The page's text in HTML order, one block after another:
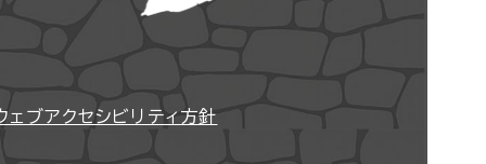
ェブアクセシビリティ方針